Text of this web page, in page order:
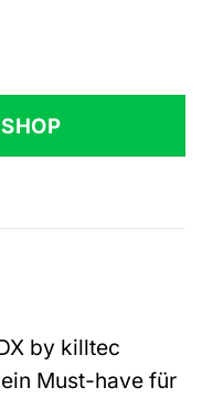
by killtec
Must-have für